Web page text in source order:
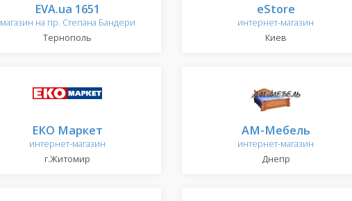
EVA.ua 1651
магазин на пр. Степана Бандери
Тернополь
eStore
интернет-магазин
Киев
ЕКО Маркет
интернет-магазин
г.Житомир
АМ-Мебель
интернет-магазин
Днепр